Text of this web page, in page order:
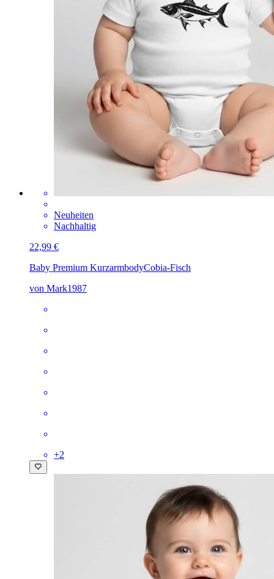
Neuheiten
Nachhaltig
22,99 €
Baby Premium KurzarmbodyCobia-Fisch
von Mark1987
+2